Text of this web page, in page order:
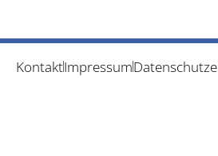
KontaktImpressum